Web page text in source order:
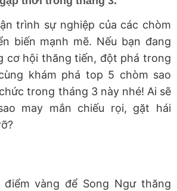
trình sự nghiệp của các chòm
biến mạnh mẽ. Nếu bạn đang
cơ hội thăng tiến, đột phá trong
khám phá top 5 chòm sao
trong tháng 3 này nhé! Ai sẽ
may mắn chiếu rọi, gặt hái
vàng để Song Ngư thăng